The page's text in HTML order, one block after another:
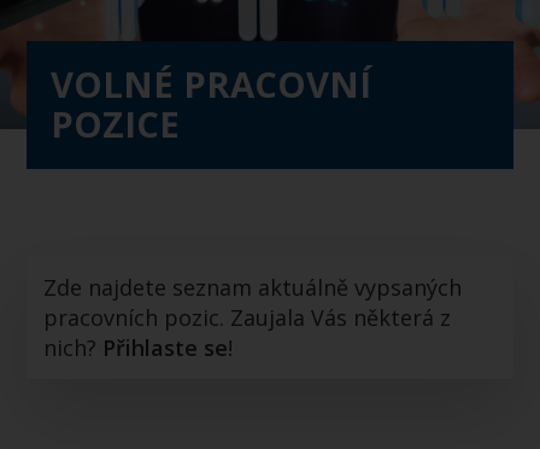
VOLNÉ PRACOVNÍ
POZICE
Zde najdete seznam aktuálně vypsaných
pracovních pozic. Zaujala Vás některá z
nich? Přihlaste se!